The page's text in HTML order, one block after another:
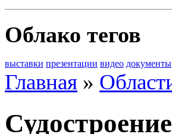
Облако тегов
выставки презентации видео документы
Главная »
Судостроение